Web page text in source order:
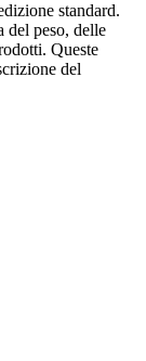
standard.
del peso, delle
Queste
del